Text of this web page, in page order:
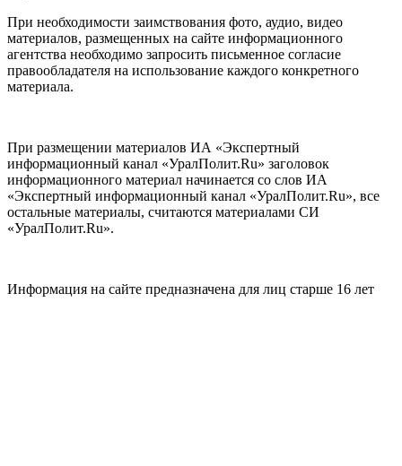
При необходимости заимствования фото, аудио, видео
материалов, размещенных на сайте информационного
агентства необходимо запросить письменное согласие
правообладателя на использование каждого конкретного
материала.
При размещении материалов ИА «Экспертный
информационный канал «УралПолит.Ru» заголовок
информационного материал начинается со слов ИА
«Экспертный информационный канал «УралПолит.Ru», все
остальные материалы, считаются материалами СИ
«УралПолит.Ru».
Информация на сайте предназначена для лиц старше 16 лет